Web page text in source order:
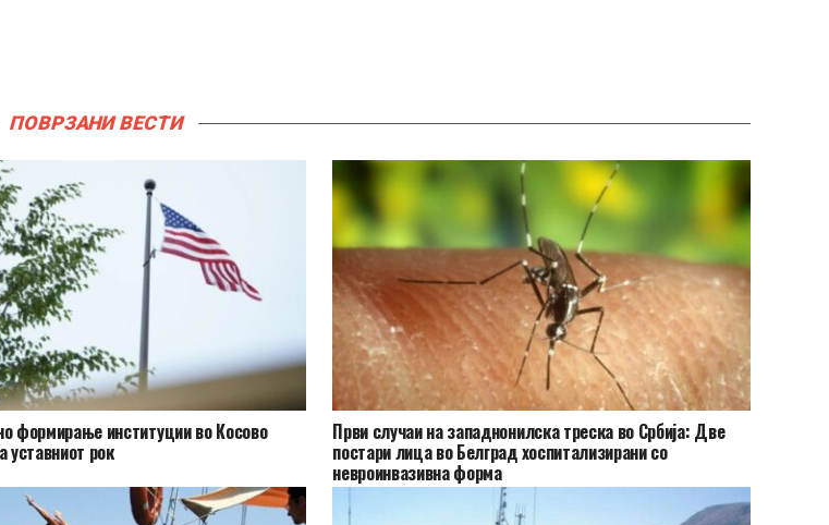
ПОВРЗАНИ ВЕСТИ
формирање институции во Косово
уставниот рок
Први случаи на западнонилска треска во Србија: Две
постари лица во Белград хоспитализирани со
невроинвазивна форма